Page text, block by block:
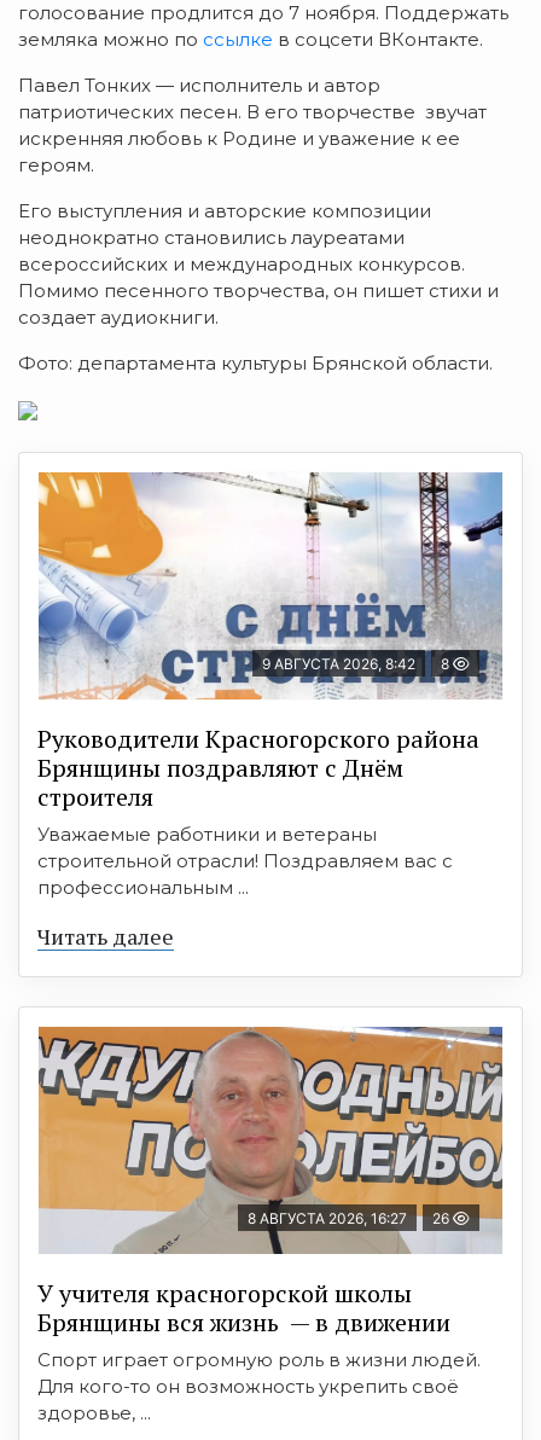
голосование продлится до 7 ноября. Поддержать
земляка можно по ссылке в соцсети ВКонтакте.
Павел Тонких — исполнитель и автор
патриотических песен. В его творчестве звучат
искренняя любовь к Родине и уважение к ее
героям.
Его выступления и авторские композиции
неоднократно становились лауреатами
всероссийских и международных конкурсов.
Помимо песенного творчества, он пишет стихи и
создает аудиокниги.
Фото: департамента культуры Брянской области.
9 АВГУСТА 2026, 8:42 8
Руководители Красногорского района
Брянщины поздравляют с Днём
строителя
Уважаемые работники и ветераны
строительной отрасли! Поздравляем вас с
профессиональным ...
Читать далее
8 АВГУСТА 2026, 16:27 26
У учителя красногорской школы
Брянщины вся жизнь — в движении
Спорт играет огромную роль в жизни людей.
Для кого-то он возможность укрепить своё
здоровье, ...